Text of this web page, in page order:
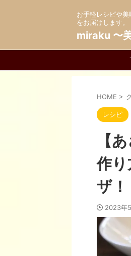
お手軽レシピや
をお届けします。
miraku 〜
HOME >
レシピ
【
作り
ザ！
2023年